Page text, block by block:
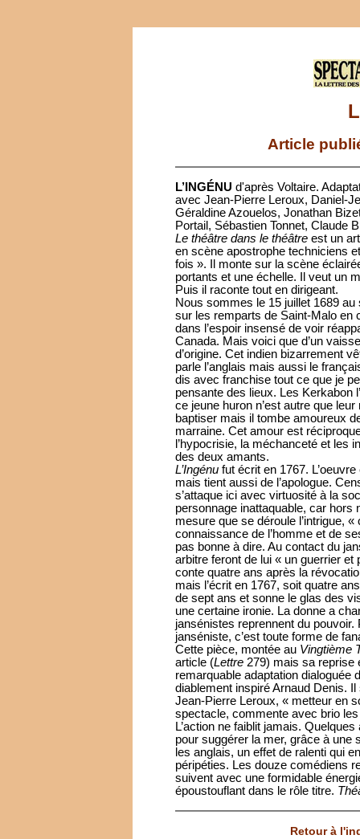
Article
L’INGÉNU d'après Voltaire.
avec Jean-Pierre Leroux, Daniel-
Géraldine Azouelos, Jonathan
Portail, Sébastien Tonnet, Claude
Le théâtre dans le théâtre est un
en scène apostrophe techniciens
fois ». Il monte sur la scène
portants et une échelle. Il veut un
Puis il raconte tout en dirigeant.
Nous sommes le 15 juillet 1689 au
sur les remparts de Saint-Malo en
dans l’espoir insensé de voir
Canada. Mais voici que d’un
d’origine. Cet indien bizarrement
parle l’anglais mais aussi le
dis avec franchise tout ce que je
pensante des lieux. Les Kerkabon
ce jeune huron n’est autre que
baptiser mais il tombe amoureux
marraine. Cet amour est
l’hypocrisie, la méchanceté et les
des deux amants.
L’Ingénu fut écrit en 1767.
mais tient aussi de l’apologue.
s’attaque ici avec virtuosité à la
personnage inattaquable, car hors
mesure que se déroule l’intrigue,
connaissance de l’homme et de
pas bonne à dire. Au contact du
arbitre feront de lui « un guerrier et
conte quatre ans après la
mais l’écrit en 1767, soit quatre
de sept ans et sonne le glas des
une certaine ironie. La donne a
jansénistes reprennent du pouvoir.
janséniste, c’est toute forme de
Cette pièce, montée au Vingtième
article (Lettre 279) mais sa reprise
remarquable adaptation dialoguée
diablement inspiré Arnaud Denis.
Jean-Pierre Leroux, « metteur en
spectacle, commente avec brio
L’action ne faiblit jamais.
pour suggérer la mer, grâce à une
les anglais, un effet de ralenti qui
péripéties. Les douze comédiens
suivent avec une formidable
époustouflant dans le rôle titre.
Retour à